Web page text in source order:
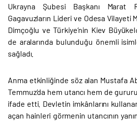
Ukrayna Şubesi Başkanı Marat
Gagavuzların Lideri ve Odesa Vilayeti
Dimçoğlu ve Türkiye’nin Kiev
de aralarında bulunduğu önemli
sağladı.
Anma etkinliğinde söz alan Mustafa
Temmuz’da hem utancı hem de
ifade etti. Devletin imkânlarını
açan hainleri görmenin utancının